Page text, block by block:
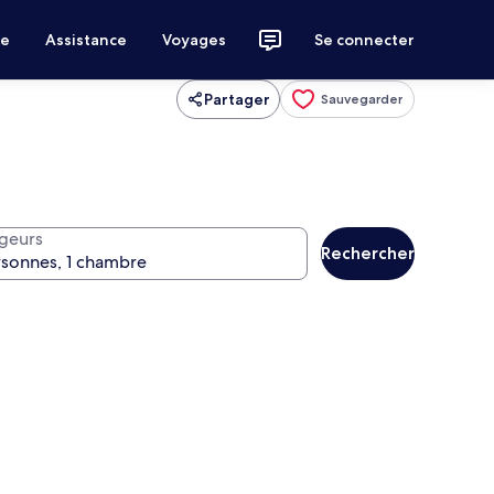
Assistance Voyages Se connecter
Partager Sauvegarder
Rechercher